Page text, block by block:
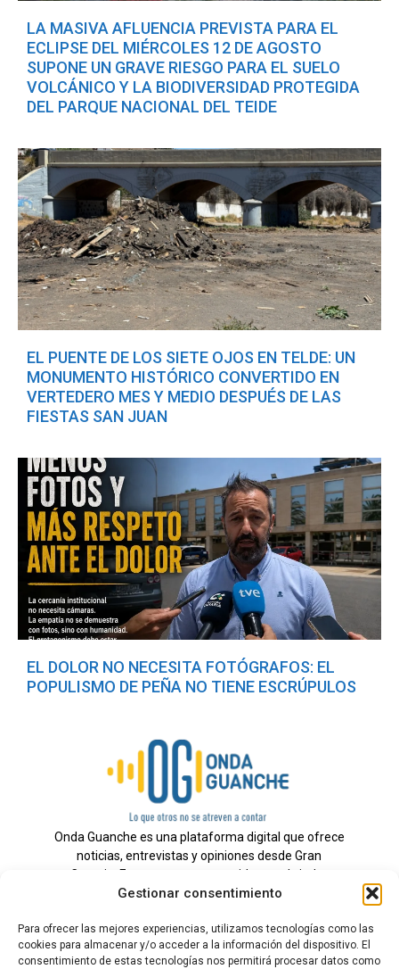
Gestionar consentimiento
Para ofrecer las mejores experiencias, utilizamos tecnologías como las
cookies para almacenar y/o acceder a la información del dispositivo. El
consentimiento de estas tecnologías nos permitirá procesar datos como
LA MASIVA AFLUENCIA PREVISTA PARA EL
ECLIPSE DEL MIÉRCOLES 12 DE AGOSTO
SUPONE UN GRAVE RIESGO PARA EL SUELO
VOLCÁNICO Y LA BIODIVERSIDAD PROTEGIDA
DEL PARQUE NACIONAL DEL TEIDE
EL PUENTE DE LOS SIETE OJOS EN TELDE: UN
MONUMENTO HISTÓRICO CONVERTIDO EN
VERTEDERO MES Y MEDIO DESPUÉS DE LAS
FIESTAS SAN JUAN
EL DOLOR NO NECESITA FOTÓGRAFOS: EL
POPULISMO DE PEÑA NO TIENE ESCRÚPULOS
Onda Guanche es una plataforma digital que ofrece
noticias, entrevistas y opiniones desde Gran
Canaria. Estamos comprometidos con brindar
información veraz y un periodismo independiente a